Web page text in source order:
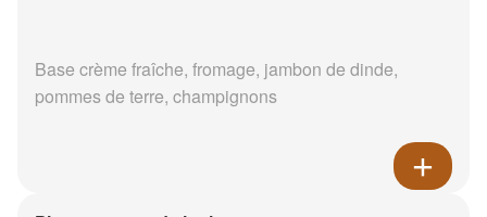
Base crème fraîche, fromage, jambon de dinde,
pommes de terre, champignons